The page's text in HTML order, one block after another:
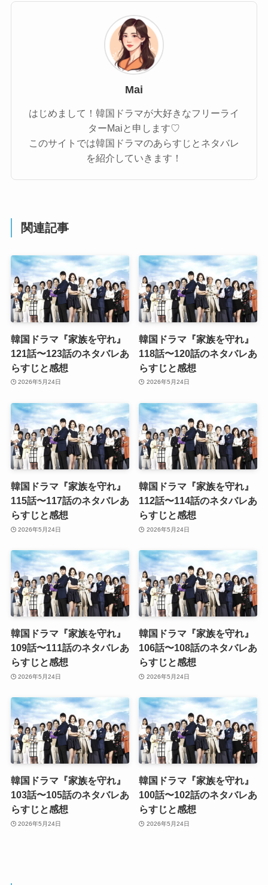
Mai
はじめまして！韓国ドラマが大好きなフリーライ
ターMaiと申します♡
このサイトでは韓国ドラマのあらすじとネタバレ
を紹介していきます！
関連記事
韓国ドラマ『家族を守れ』
121話〜123話のネタバレあ
らすじと感想
2026年5月24日
韓国ドラマ『家族を守れ』
118話〜120話のネタバレあ
らすじと感想
2026年5月24日
韓国ドラマ『家族を守れ』
115話〜117話のネタバレあ
らすじと感想
2026年5月24日
韓国ドラマ『家族を守れ』
112話〜114話のネタバレあ
らすじと感想
2026年5月24日
韓国ドラマ『家族を守れ』
109話〜111話のネタバレあ
らすじと感想
2026年5月24日
韓国ドラマ『家族を守れ』
106話〜108話のネタバレあ
らすじと感想
2026年5月24日
韓国ドラマ『家族を守れ』
103話〜105話のネタバレあ
らすじと感想
2026年5月24日
韓国ドラマ『家族を守れ』
100話〜102話のネタバレあ
らすじと感想
2026年5月24日